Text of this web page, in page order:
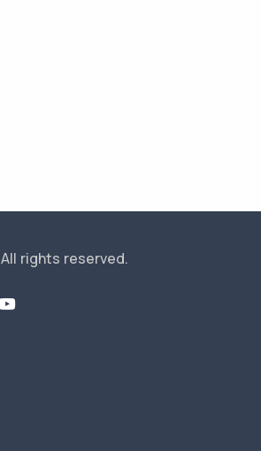
All rights reserved.